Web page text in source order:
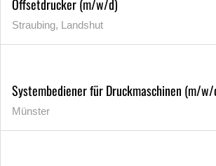
Offsetdrucker (m/w/d)
Straubing, Landshut
Systembediener für Druckmaschinen (m/
Münster